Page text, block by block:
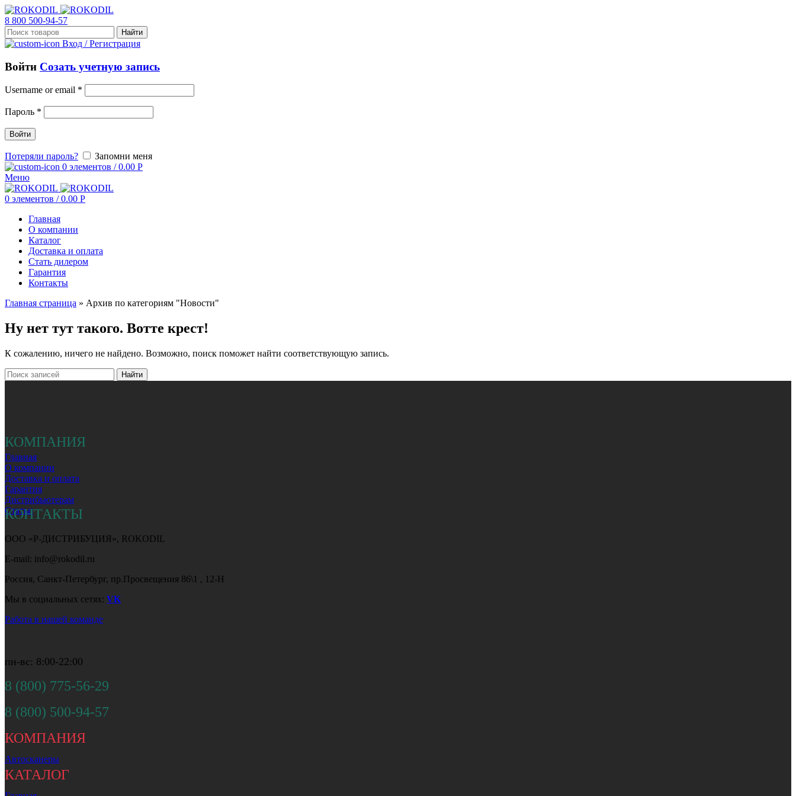
8 800 500-94-57
Найти
Вход / Регистрация
Войти Созать учетную запись
Username or email *
Пароль *
Войти
Потеряли пароль?
Запомни меня
0 элементов / 0.00 Р
Меню
0 элементов / 0.00 Р
Главная
О компании
Каталог
Доставка и оплата
Стать дилером
Гарантия
Контакты
Главная страница » Архив по категориям "Новости"
Ну нет тут такого. Вотте крест!
К сожалению, ничего не найдено. Возможно, поиск поможет найти соответствующую запись.
Найти
КОМПАНИЯ
Главная
О компании
Доставка и оплата
Гарантия
Дистрибьютерам
Статьи
КОНТАКТЫ
ООО «Р-ДИСТРИБУЦИЯ», ROKODIL
E-mail: info@rokodil.ru
Россия, Санкт-Петербург, пр.Просвещения 86\1 , 12-Н
Мы в социальных сетях: VK
Работа в нашей команде
пн-вс: 8:00-22:00
8 (800) 775-56-29
8 (800) 500-94-57
КОМПАНИЯ
Автосканеры
КАТАЛОГ